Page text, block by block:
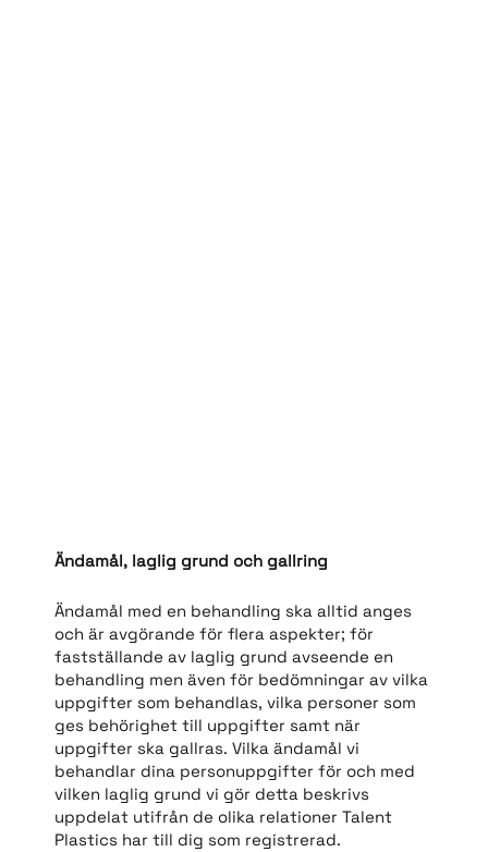
Ändamål, laglig grund och gallring
Ändamål med en behandling ska alltid anges
och är avgörande för flera aspekter; för
fastställande av laglig grund avseende en
behandling men även för bedömningar av vilka
uppgifter som behandlas, vilka personer som
ges behörighet till uppgifter samt när
uppgifter ska gallras. Vilka ändamål vi
behandlar dina personuppgifter för och med
vilken laglig grund vi gör detta beskrivs
uppdelat utifrån de olika relationer Talent
Plastics har till dig som registrerad.